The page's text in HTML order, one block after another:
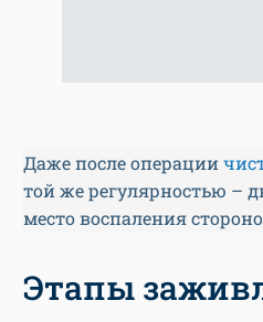
Даже после операции
той же регулярностью –
место воспаления
Этапы